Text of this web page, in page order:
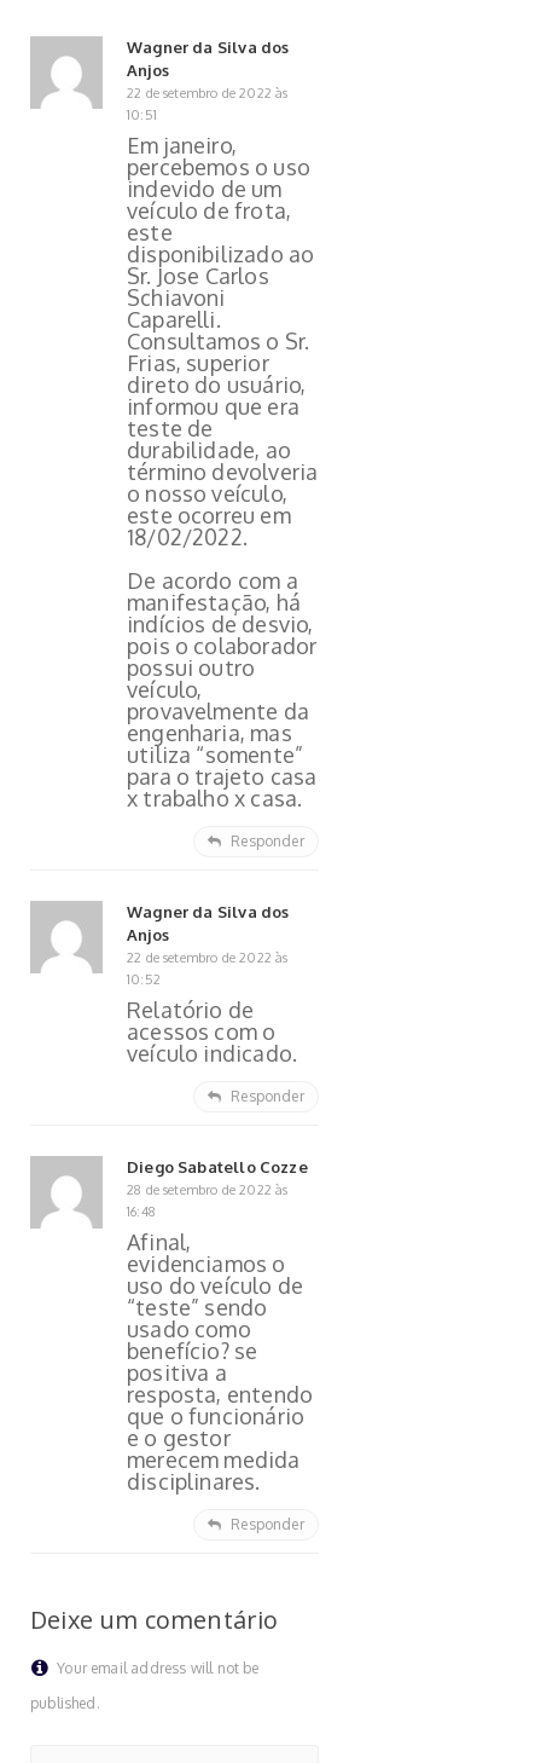
Wagner da Silva dos
Anjos
22 de setembro de 2022 às
10:51
Em janeiro,
percebemos o uso
indevido de um
veículo de frota,
este
disponibilizado ao
Sr. Jose Carlos
Schiavoni
Caparelli.
Consultamos o Sr.
Frias, superior
direto do usuário,
informou que era
teste de
durabilidade, ao
término devolveria
o nosso veículo,
este ocorreu em
18/02/2022.
De acordo com a
manifestação, há
indícios de desvio,
pois o colaborador
possui outro
veículo,
provavelmente da
engenharia, mas
utiliza “somente”
para o trajeto casa
x trabalho x casa.
Responder
Wagner da Silva dos
Anjos
22 de setembro de 2022 às
10:52
Relatório de
acessos com o
veículo indicado.
Responder
Diego Sabatello Cozze
28 de setembro de 2022 às
16:48
Afinal,
evidenciamos o
uso do veículo de
“teste” sendo
usado como
benefício? se
positiva a
resposta, entendo
que o funcionário
e o gestor
merecem medida
disciplinares.
Responder
Deixe um comentário
Your email address will not be
published.